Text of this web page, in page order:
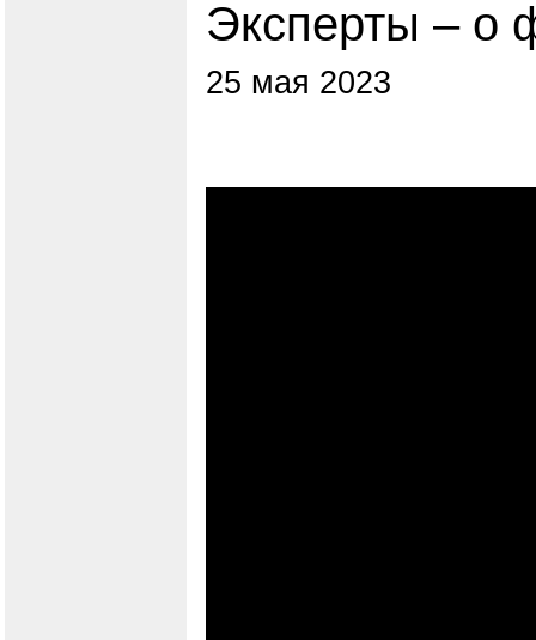
Эксперты – о
25 мая 2023